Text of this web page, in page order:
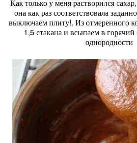
Как только у меня растворился
она как раз соответствовала
выключаем плиту!. Из отмеренного
1,5 стакана и всыпаем в
однородности